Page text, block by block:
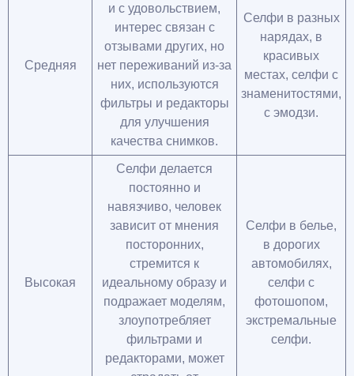
Средняя
и с удовольствием,
интерес связан с
отзывами других, но
нет переживаний из-за
них, используются
фильтры и редакторы
для улучшения
качества снимков.
Селфи в разных
нарядах, в
красивых
местах, селфи с
знаменитостями,
с эмодзи.
Высокая
Селфи делается
постоянно и
навязчиво, человек
зависит от мнения
посторонних,
стремится к
идеальному образу и
подражает моделям,
злоупотребляет
фильтрами и
редакторами, может
Селфи в белье,
в дорогих
автомобилях,
селфи с
фотошопом,
экстремальные
селфи.